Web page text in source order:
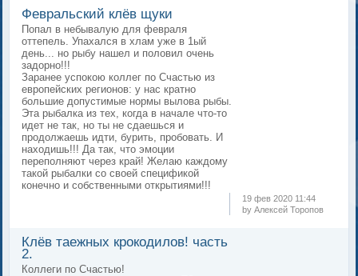
Февральский клёв щуки
Попал в небывалую для февраля
оттепель. Упахался в хлам уже в 1ый
день... но рыбу нашел и половил очень
задорно!!!
Заранее успокою коллег по Счастью из
европейских регионов: у нас кратно
большие допустимые нормы вылова рыбы.
Эта рыбалка из тех, когда в начале что-то
идет не так, но ты не сдаешься и
продолжаешь идти, бурить, пробовать. И
находишь!!! Да так, что эмоции
переполняют через край! Желаю каждому
такой рыбалки со своей спецификой
конечно и собственными открытиями!!!
19 фев 2020 11:44
by Алексей Торопов
Клёв таежных крокодилов! часть
2.
Коллеги по Счастью!